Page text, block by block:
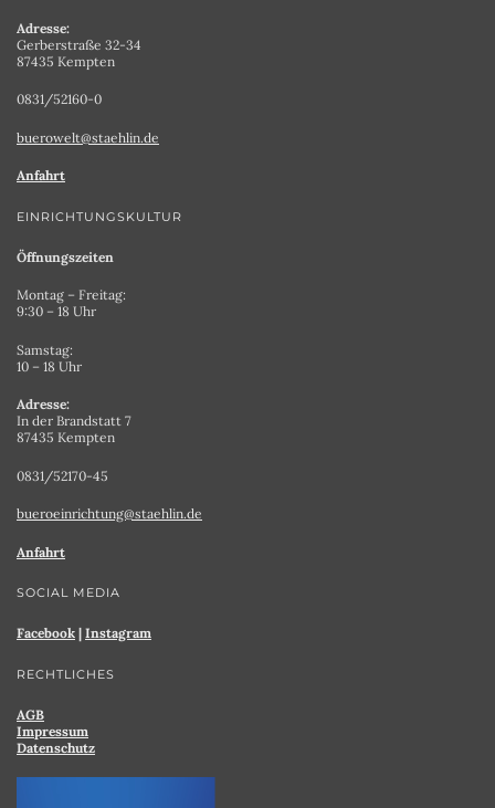
Adresse:
Gerberstraße 32-34
87435 Kempten
0831/52160-0
buerowelt@staehlin.de
Anfahrt
EINRICHTUNGSKULTUR
Öffnungszeiten
Montag – Freitag:
9:30 – 18 Uhr
Samstag:
10 – 18 Uhr
Adresse:
In der Brandstatt 7
87435 Kempten
0831/52170-45
bueroeinrichtung@staehlin.de
Anfahrt
SOCIAL MEDIA
Facebook | Instagram
RECHTLICHES
AGB
Impressum
Datenschutz